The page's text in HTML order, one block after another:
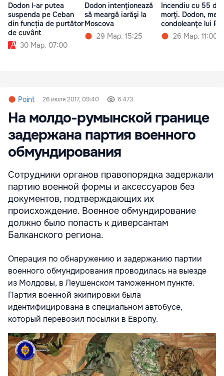
Dodon l-ar putea
suspenda pe Ceban
din funcția de purtător
de cuvânt
30 Мар. 07:00
Dodon intenţionează
să meargă iarăşi la
Moscova
29 Мар. 15:25
Incendiu cu 55 de
morţi. Dodon,
condoleanţe lui
26 Мар. 11:00
Point 26 июля 2017, 09:40 6 473
На молдо-румынской границе
задержана партия военного
обмундирования
Сотрудники органов правопорядка задержали
партию военной формы и аксессуаров без
документов, подтверждающих их
происхождение. Военное обмундирование
должно было попасть к диверсантам
Балканского региона.
Операция по обнаружению и задержанию партии
военного обмундирования проводилась на выезде
из Молдовы, в Леушенском таможенном пункте.
Партия военной экипировки была
идентифицирована в специальном автобусе,
который перевозил посылки в Европу.